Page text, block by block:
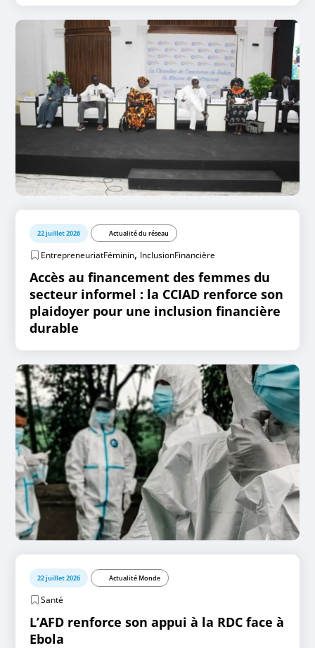
22 juillet 2026 Actualité du réseau
EntrepreneuriatFéminin, InclusionFinancière
Accès au financement des femmes du
secteur informel : la CCIAD renforce son
plaidoyer pour une inclusion financière
durable
22 juillet 2026 Actualité Monde
Santé
L’AFD renforce son appui à la RDC face à
Ebola